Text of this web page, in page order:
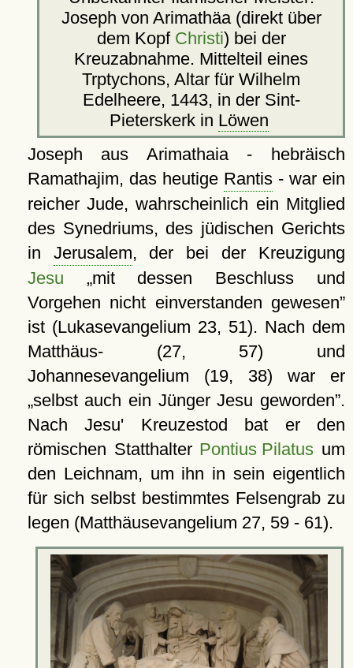
Joseph von Arimathäa (direkt über
dem Kopf Christi) bei der
Kreuzabnahme. Mittelteil eines
Trptychons, Altar für Wilhelm
Edelheere, 1443, in der Sint-
Pieterskerk in Löwen
Joseph aus Arimathaia - hebräisch
Ramathajim, das heutige Rantis- war ein
reicher Jude, wahrscheinlich ein Mitglied
des Synedriums, des jüdischen Gerichts
in Jerusalem, der bei der Kreuzigung
Jesu
mit dessen Beschluss und
Vorgehen nicht einverstanden gewesen
ist (Lukasevangelium 23, 51). Nach dem
Matthäus- (27, 57) und
Johannesevangelium (19, 38) war er
selbst auch ein Jünger Jesu geworden .
Nach Jesu' Kreuzestod bat er den
römischen Statthalter Pontius Pilatus um
den Leichnam, um ihn in sein eigentlich
für sich selbst bestimmtes Felsengrab zu
legen (Matthäusevangelium 27, 59 - 61).